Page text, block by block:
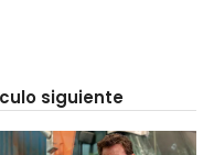
siguiente